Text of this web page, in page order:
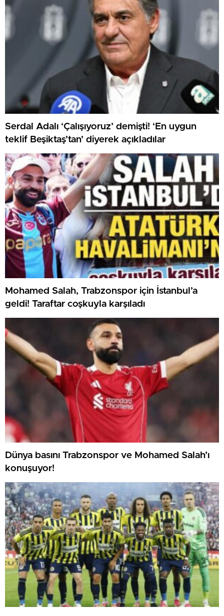
Serdal Adalı ‘Çalışıyoruz’ demişti! ‘En uygun
teklif Beşiktaş’tan’ diyerek açıkladılar
Mohamed Salah, Trabzonspor için İstanbul’a
geldi! Taraftar coşkuyla karşıladı
Dünya basını Trabzonspor ve Mohamed Salah’ı
konuşuyor!